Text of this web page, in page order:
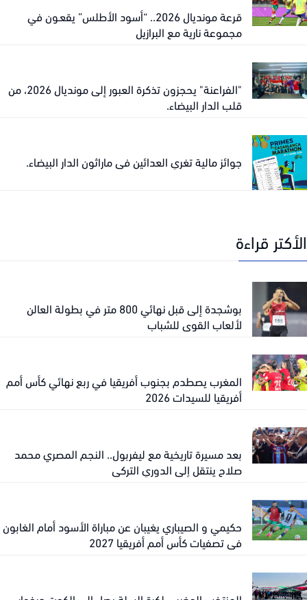
قرعة مونديال 2026.. “أسود الأطلس” يقعـون في
مجموعة نارية مع البرازيل
"الفراعنة" يحجزون تذكرة العبور إلى مونديال 2026، من
قلب الدار البيضاء.
جوائز مالية تغري العدائين في ماراثون الدار البيضاء.
قراءة
بوشجدة إلى قبل نهائي 800 متر في بطولة العالن
لألعاب القوى للشباب
المغرب يصطدم بجنوب أفريقيا في ربع نهائي كأس أمم
أفريقيا للسيدات 2026
بعد مسيرة تاريخية مع ليفربول.. النجم المصري محمد
صلاح ينتقل إلى الدوري التركي
حكيمي و الصيباري يغيبان عن مباراة الأسود أمام الغابون
في تصفيات كأس أمم أفريقيا 2027